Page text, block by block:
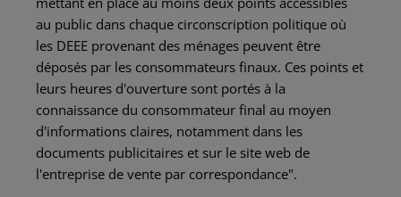
au public dans chaque circonscription politique où
les DEEE provenant des ménages peuvent être
déposés par les consommateurs finaux. Ces points et
leurs heures d'ouverture sont portés à la
connaissance du consommateur final au moyen
d'informations claires, notamment dans les
documents publicitaires et sur le site web de
l'entreprise de vente par correspondance".